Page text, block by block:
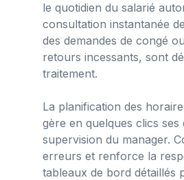
le quotidien du salarié
consultation instantanée
des demandes de congé
retours incessants, sont
traitement.
La planification des
gère en quelques clics
supervision du manager.
erreurs et renforce la
tableaux de bord détaillés